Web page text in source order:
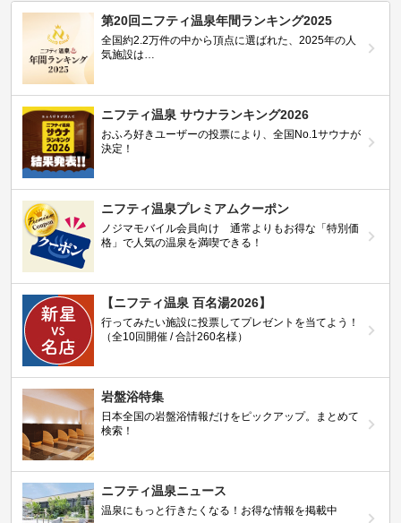
第20回ニフティ温泉年間ランキング2025
全国約2.2万件の中から頂点に選ばれた、2025年の人
気施設は…
ニフティ温泉 サウナランキング2026
おふろ好きユーザーの投票により、全国No.1サウナが
決定！
ニフティ温泉プレミアムクーポン
ノジマモバイル会員向け 通常よりもお得な「特別価
格」で人気の温泉を満喫できる！
【ニフティ温泉 百名湯2026】
行ってみたい施設に投票してプレゼントを当てよう！
（全10回開催 / 合計260名様）
岩盤浴特集
日本全国の岩盤浴情報だけをピックアップ。まとめて
検索！
ニフティ温泉ニュース
温泉にもっと行きたくなる！お得な情報を掲載中